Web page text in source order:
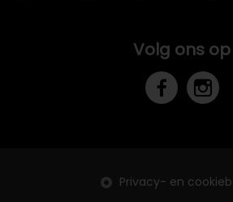
Volg ons op
Privacy- en